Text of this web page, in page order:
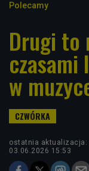
Polecamy
Drugi to
czasami
w
ostatnia aktualizacja:
03.06.2026 15:53